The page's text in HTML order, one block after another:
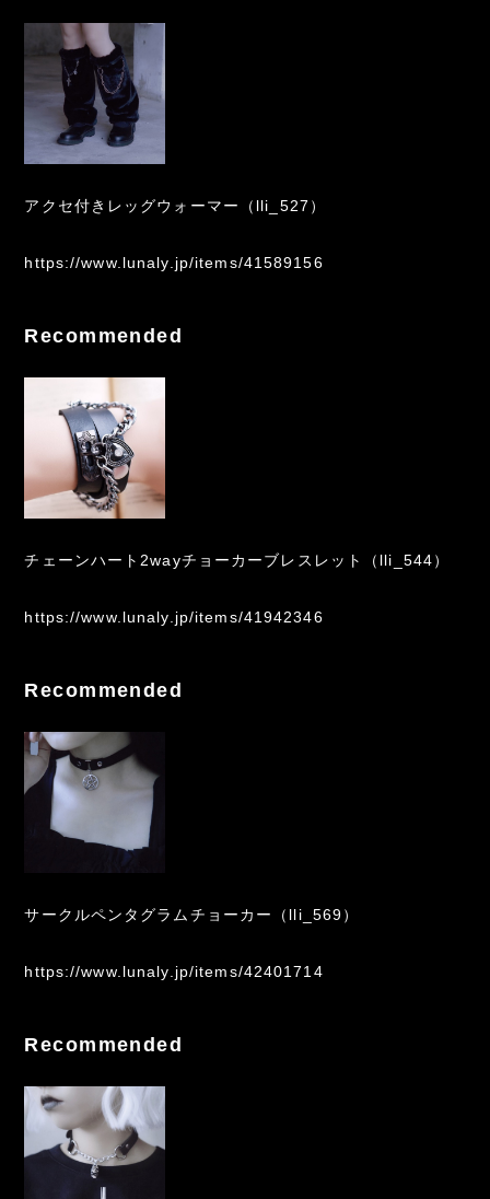
アクセ付きレッグウォーマー（lli_527）
https://www.lunaly.jp/items/41589156
Recommended
チェーンハート2wayチョーカーブレスレット（lli_544）
https://www.lunaly.jp/items/41942346
Recommended
サークルペンタグラムチョーカー（lli_569）
https://www.lunaly.jp/items/42401714
Recommended